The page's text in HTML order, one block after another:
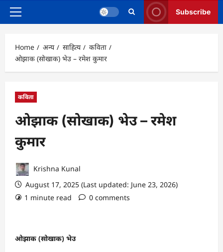
Primary
Subscribe
Home अन्य साहित्य
कविता
ओझाक (सोखाक) भेउ – रमेश कुमार
कविता
ओझाक (सोखाक) भेउ – रमेश
कुमार
Krishna Kunal
August 17, 2025 (Last updated: June 23, 2026)
1 minute read
0 comments
ओझाक (सोखाक) भेउ